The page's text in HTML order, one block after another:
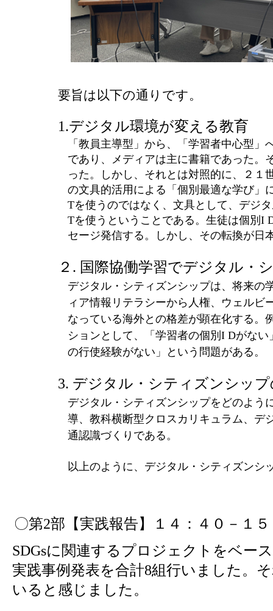
要旨は以下の通りです。
1.デジタル環境が変える教育
「教員主導型」から、「学習者中心型
であり、メディアは主に書籍であった。
った。しかし、それとは対照的に、２１
の文具的活用による「個別最適な学び」
Tを使うのではなく、文具として、デジ
Tを使うということである。生徒は個別 I
セージ発信する。しかし、その転換が日
２ . 国際協働学習でデジタル・
デジタル・シティズンシップは、将来の
ィア情報リテラシーから人権、ウェル
なっている海外との格差が顕在化する。
ションとして、「学習者の個別 I Dがない
の行使経験がない」という問題がある。
3. デジタル・シティズンシップ
デジタル・シティズンシップをどのよう
導、教科横断型クロスカリキュラム、デ
通認識づくりである。
以上のように、デジタル・シティズンシ
〇第2部【実践報告】１４：４０－１
SDGsに関連するプロジェクトをベー
実践事例発表を合計8組行いました。
いると感じました。